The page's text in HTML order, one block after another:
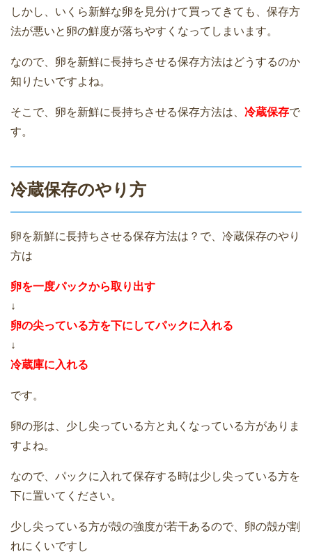
しかし、いくら新鮮な卵を見分けて買ってきても、保存方
法が悪いと卵の鮮度が落ちやすくなってしまいます。
なので、卵を新鮮に長持ちさせる保存方法はどうするのか
知りたいですよね。
そこで、卵を新鮮に長持ちさせる保存方法は、 冷蔵保存で
す。
冷蔵保存のやり方
卵を新鮮に長持ちさせる保存方法は？で、冷蔵保存のやり
方は
卵を一度パックから取り出す
↓
卵の尖っている方を下にしてパックに入れる
↓
冷蔵庫に入れる
です。
卵の形は、少し尖っている方と丸くなっている方がありま
すよね。
なので、パックに入れて保存する時は少し尖っている方を
下に置いてください。
少し尖っている方が殻の強度が若干あるので、卵の殻が割
れにくいですし